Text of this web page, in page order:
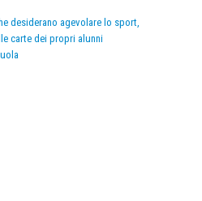
desiderano agevolare lo sport,
carte dei propri alunni